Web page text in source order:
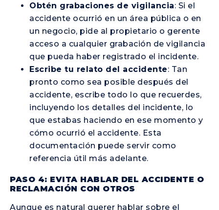
Obtén grabaciones de vigilancia: Si el
accidente ocurrió en un área pública o en
un negocio, pide al propietario o gerente
acceso a cualquier grabación de vigilancia
que pueda haber registrado el incidente.
Escribe tu relato del accidente: Tan
pronto como sea posible después del
accidente, escribe todo lo que recuerdes,
incluyendo los detalles del incidente, lo
que estabas haciendo en ese momento y
cómo ocurrió el accidente. Esta
documentación puede servir como
referencia útil más adelante.
PASO 4: EVITA HABLAR DEL ACCIDENTE O
RECLAMACIÓN CON OTROS
Aunque es natural querer hablar sobre el